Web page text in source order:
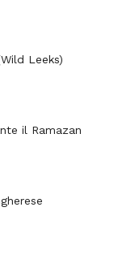
Leeks)
il Ramazan